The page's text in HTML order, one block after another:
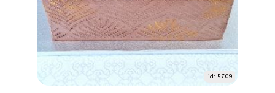
id: 5709